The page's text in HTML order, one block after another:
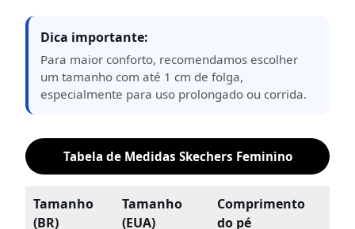
Dica importante:
Para maior conforto, recomendamos escolher
um tamanho com até 1 cm de folga,
especialmente para uso prolongado ou corrida.
Tabela de Medidas Skechers Feminino
Tamanho
(BR)
Tamanho
(EUA)
Comprimento
do pé